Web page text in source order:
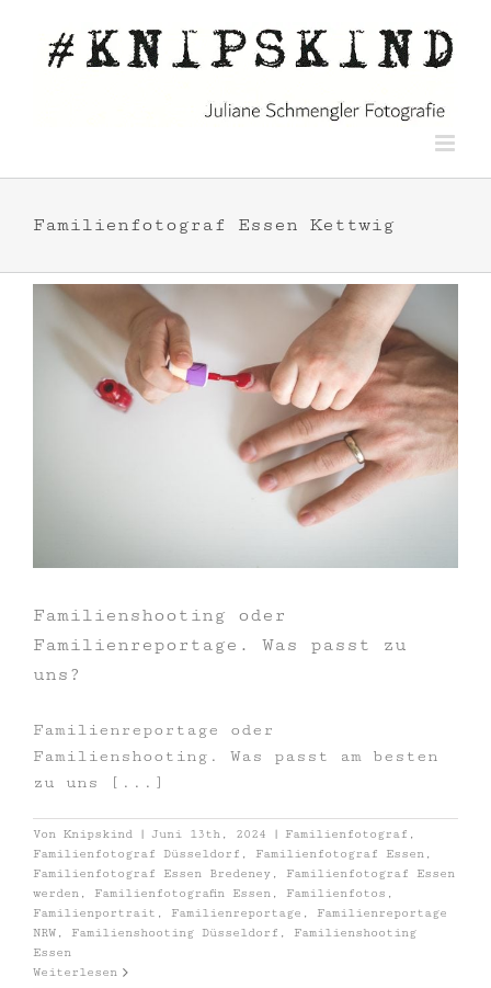
Inhalt
springen
Familienfotograf Essen Kettwig
Familienshooting oder
Familienreportage. Was passt zu
uns?
Familienreportage oder
Familienshooting. Was passt am besten
zu uns [...]
Von Knipskind | Juni 13th, 2024 | Familienfotograf ,
Familienfotograf Düsseldorf , Familienfotograf Essen ,
Familienfotograf Essen Bredeney , Familienfotograf Essen
werden , Familienfotografin Essen , Familienfotos ,
Familienportrait , Familienreportage , Familienreportage
NRW , Familienshooting Düsseldorf , Familienshooting
Essen
Weiterlesen